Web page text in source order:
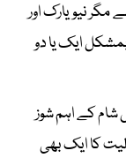
مگر نیویارک اور
ایک یا دو
شام کے اہم شوز
رہے ہیں جہاں 25 ڈالر مالیت کا ایک بھی